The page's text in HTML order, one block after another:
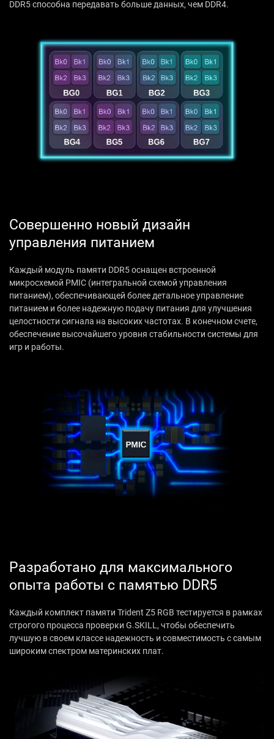
DDR5 способна передавать больше данных, чем DDR4.
Совершенно новый дизайн
управления питанием
Каждый модуль памяти DDR5 оснащен встроенной
микросхемой PMIC (интегральной схемой управления
питанием), обеспечивающей более детальное управление
питанием и более надежную подачу питания для улучшения
целостности сигнала на высоких частотах. В конечном счете,
обеспечение высочайшего уровня стабильности системы для
игр и работы.
Разработано для максимального
опыта работы с памятью DDR5
Каждый комплект памяти Trident Z5 RGB тестируется в рамках
строгого процесса проверки G.SKILL, чтобы обеспечить
лучшую в своем классе надежность и совместимость с самым
широким спектром материнских плат.